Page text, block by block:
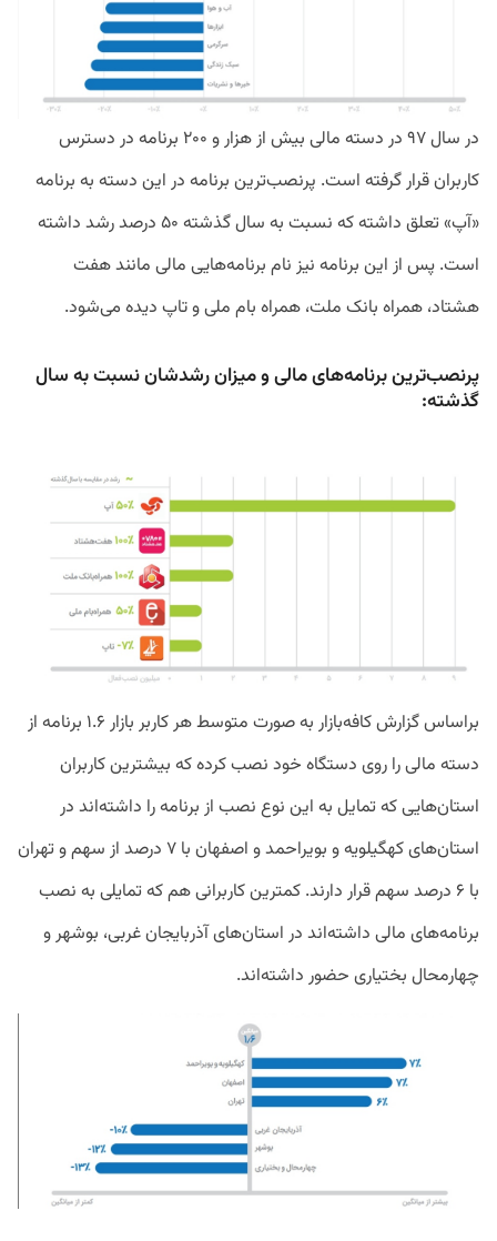
در سال ۹۷ در دسته مالی بیش از هزار و ۲۰۰ برنامه در دسترس
کاربران قرار گرفته است. پرنصب‌ترین برنامه در این دسته به برنامه
«آپ» تعلق داشته که نسبت به سال گذشته ۵۰ درصد رشد داشته
است. پس از این برنامه نیز نام برنامه‌هایی مالی مانند هفت
هشتاد، همراه بانک ملت، همراه بام ملی و تاپ دیده می‌شود.
پرنصب‌ترین برنامه‌های مالی و میزان رشدشان نسبت به سال
گذشته:
براساس گزارش کافه‌بازار به صورت متوسط هر کاربر بازار ۱.۶ برنامه از
دسته مالی را روی دستگاه خود نصب کرده که بیشترین کاربران
استان‌هایی که تمایل به این نوع نصب از برنامه را داشته‌اند در
استان‌های کهگیلویه و بویراحمد و اصفهان با ۷ درصد از سهم و تهران
با ۶ درصد سهم قرار دارند. کمترین کاربرانی هم که تمایلی به نصب
برنامه‌های مالی داشته‌اند در استان‌های آذربایجان غربی، بوشهر و
چهارمحال بختیاری حضور داشته‌اند.